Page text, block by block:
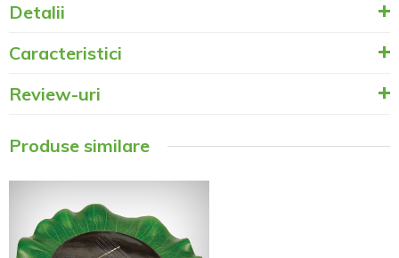
Detalii
Caracteristici
Review-uri
Produse similare